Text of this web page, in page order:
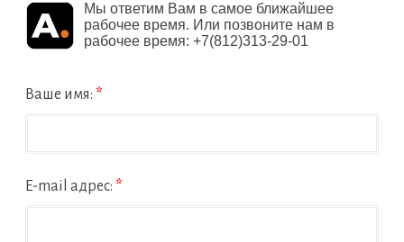
Мы ответим Вам в самое ближайшее
рабочее время. Или позвоните нам в
рабочее время: +7(812)313-29-01
Ваше имя: *
E-mail адрес: *